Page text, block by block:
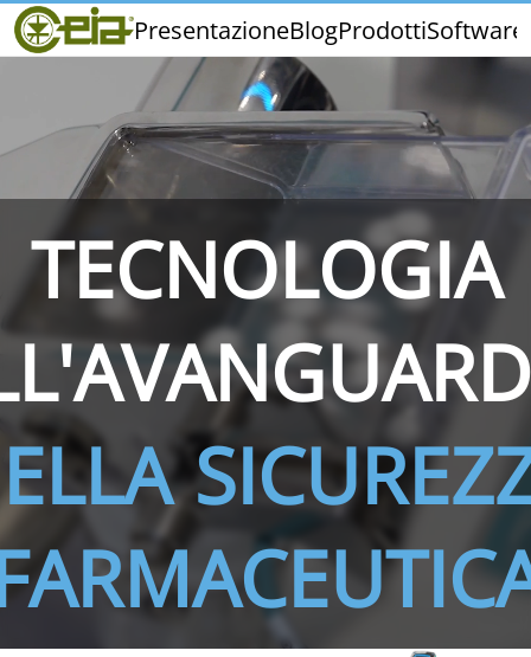
PresentazioneBlogProdottiSoftware
Home
CEIA
Fiere ed Eventi
THS/PH210 THS/PH210-FFV THS/
THS/PH21N-FB THS/PH21N-FFV
THS/
D25
TECNOLOGIA